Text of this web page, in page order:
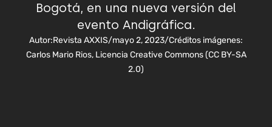
Bogotá, en una nueva versión del
evento Andigráfica.
Autor:Revista AXXIS/mayo 2, 2023/Créditos imágenes:
Carlos Mario Rios, Licencia Creative Commons (CC BY-SA
2.0)